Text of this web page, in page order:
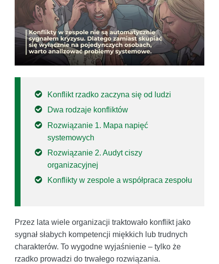
Konflikt rzadko zaczyna się od ludzi
Dwa rodzaje konfliktów
Rozwiązanie 1. Mapa napięć
systemowych
Rozwiązanie 2. Audyt ciszy
organizacyjnej
Konflikty w zespole a współpraca zespołu
Przez lata wiele organizacji traktowało konflikt jako
sygnał słabych kompetencji miękkich lub trudnych
charakterów. To wygodne wyjaśnienie – tylko że
rzadko prowadzi do trwałego rozwiązania.